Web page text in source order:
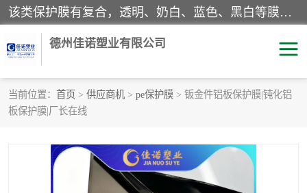
该类保护膜有复合，透明、奶白、蓝色、黑白等膜型。特高粘，高粘，中高粘，中粘，中低粘，低粘等。对于不同的粘力要求有相应的产品相适配。无胶渍残留污染。在较宽的收卷幅度下平整无皱纹，收卷长度大，利于机械化及自动化施工粘贴。为您的产品提供的表面保护解决方案。 产品广泛适用于：铝材、不锈钢、金属、塑料、电子、家电、家具、玻璃、化工材料、装饰材料等。
德州佳诺塑业有限公司
当前位置： 首页 > 供应商机 > pe保护膜 > 钣金件铝板保护膜|钝化铝
板保护膜|厂长在线
pe保护膜
地毯保护膜 家具保护膜
透明保护膜